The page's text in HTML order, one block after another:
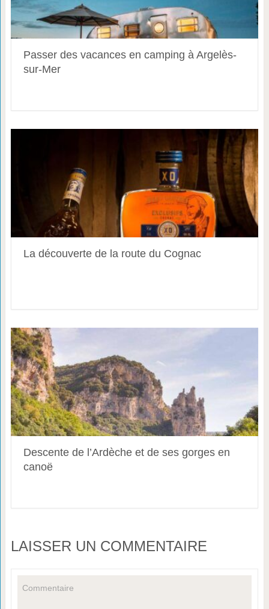
Passer des vacances en camping à Argelès-
sur-Mer
La découverte de la route du Cognac
Descente de l’Ardèche et de ses gorges en
canoë
LAISSER UN COMMENTAIRE